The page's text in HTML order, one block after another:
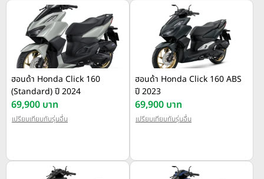
ฮอนด้า Honda Click 160
(Standard) ปี 2024
69,900 บาท
เปรียบเทียบกับรุ่นอื่น
ฮอนด้า Honda Click 160 ABS
ปี 2023
69,900 บาท
เปรียบเทียบกับรุ่นอื่น